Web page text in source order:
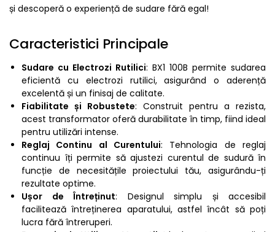
și descoperă o experiență de sudare fără egal!
Caracteristici Principale
Sudare cu Electrozi Rutilici: BX1 100B permite sudarea
eficientă cu electrozi rutilici, asigurând o aderență
excelentă și un finisaj de calitate.
Fiabilitate și Robustete: Construit pentru a rezista,
acest transformator oferă durabilitate în timp, fiind ideal
pentru utilizări intense.
Reglaj Continu al Curentului: Tehnologia de reglaj
continuu îți permite să ajustezi curentul de sudură în
funcție de necesitățile proiectului tău, asigurându-ți
rezultate optime.
Ușor de Întreținut: Designul simplu și accesibil
facilitează întreținerea aparatului, astfel încât să poți
lucra fără întreruperi.